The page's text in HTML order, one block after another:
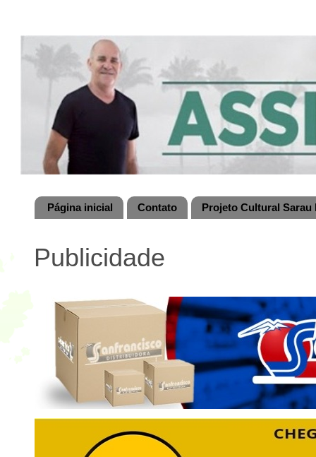
Página inicial Contato Projeto Cultural
Publicidade